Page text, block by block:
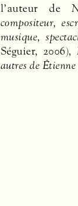
l’auteur de
compositeur,
musique,
Séguier, 2006),
autres de Étienne